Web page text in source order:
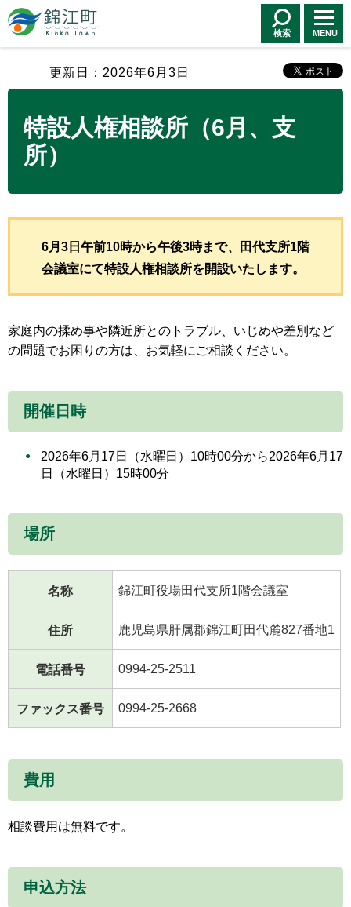
錦江町 Kinko
Town
検索 MENU
更新日：2026年6月3日
特設人権相談所（6月、支
所）
6月3日午前10時から午後3時まで、田代支所1階
会議室にて特設人権相談所を開設いたします。
家庭内の揉め事や隣近所とのトラブル、いじめや差別など
の問題でお困りの方は、お気軽にご相談ください。
開催日時
2026年6月17日（水曜日）10時00分から2026年6月17
日（水曜日）15時00分
場所
名称 錦江町役場田代支所1階会議室
住所 鹿児島県肝属郡錦江町田代麓827番地1
電話番号 0994-25-2511
ファックス番号 0994-25-2668
費用
相談費用は無料です。
申込方法